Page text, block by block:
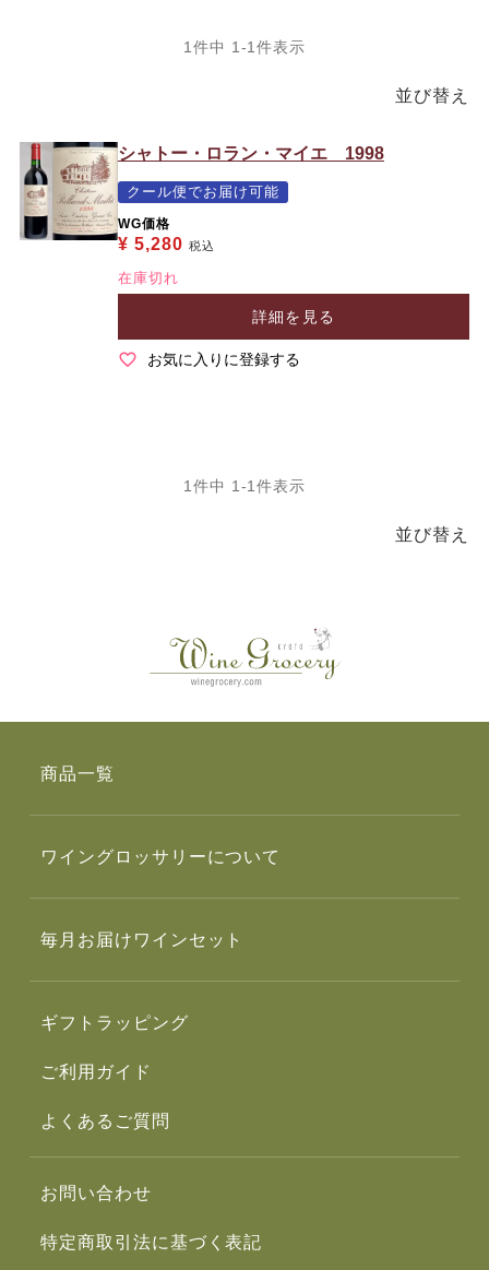
並び替え
1 件中 1 -1件表示
シャトー・ロラン・マイエ 1998
クール便でお届け可能
WG価格
¥ 5,280 税込
在庫切れ
詳細を見る
お気に入りに登録する
並び替え
1 件中 1 -1件表示
商品一覧
ワイングロッサリーについて
毎月お届けワインセット
ギフトラッピング
ご利用ガイド
よくあるご質問
お問い合わせ
特定商取引法に基づく表記